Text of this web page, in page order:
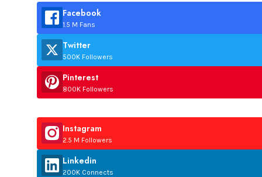
Facebook
1.5 M Fans
Twitter
500K Followers
Pinterest
800K Followers
Instagram
2.5 M Followers
Linkedin
200K Connects